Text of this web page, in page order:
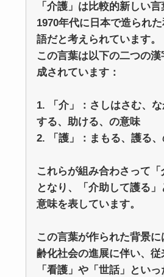
「介護」は比較的新しい言
1970年代に日本で造られ
語だと考えられています。
この言葉は以下の二つの漢
成されています：
1. 「介」：さしはさむ、
する、助ける、の意味
2. 「護」：まもる、護る
これらが組み合わさって「
となり、「介助して護る」
意味を表しています。
この言葉が作られた背景に
齢化社会の進展に伴い、従
「看護」や「世話」とい